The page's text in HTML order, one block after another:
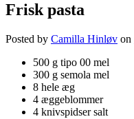
Frisk pasta
Posted by Camilla Hinløv on
500 g tipo 00 mel
300 g semola mel
8 hele æg
4 æggeblommer
4 knivspidser salt